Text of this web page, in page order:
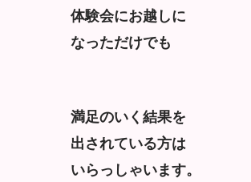
体験会にお越しに
なっただけでも
満足のいく結果を
出されている方は
いらっしゃいます。